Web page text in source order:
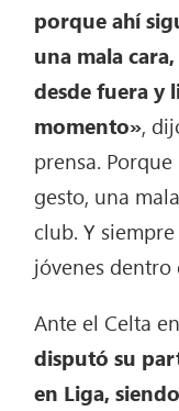
porque ahí
una mala
desde fuera y
momento»,
prensa.
gesto, una
club. Y
jóvenes dentro
Ante el Celta
disputó su
en Liga,